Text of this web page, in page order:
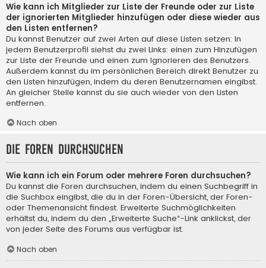
Wie kann ich Mitglieder zur Liste der Freunde oder zur Liste
der ignorierten Mitglieder hinzufügen oder diese wieder aus
den Listen entfernen?
Du kannst Benutzer auf zwei Arten auf diese Listen setzen: In
jedem Benutzerprofil siehst du zwei Links: einen zum Hinzufügen
zur Liste der Freunde und einen zum Ignorieren des Benutzers.
Außerdem kannst du im persönlichen Bereich direkt Benutzer zu
den Listen hinzufügen, indem du deren Benutzernamen eingibst.
An gleicher Stelle kannst du sie auch wieder von den Listen
entfernen.
Nach oben
Die Foren durchsuchen
Wie kann ich ein Forum oder mehrere Foren durchsuchen?
Du kannst die Foren durchsuchen, indem du einen Suchbegriff in
die Suchbox eingibst, die du in der Foren-Übersicht, der Foren-
oder Themenansicht findest. Erweiterte Suchmöglichkeiten
erhältst du, indem du den „Erweiterte Suche“-Link anklickst, der
von jeder Seite des Forums aus verfügbar ist.
Nach oben